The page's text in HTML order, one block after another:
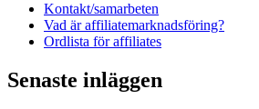
Kontakt/samarbeten
Vad är affiliatemarknadsföring?
Ordlista för affiliates
Senaste inläggen